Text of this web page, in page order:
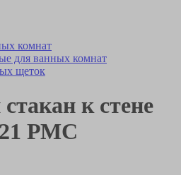
комнат
для ванных комнат
щеток
к стене
РМС